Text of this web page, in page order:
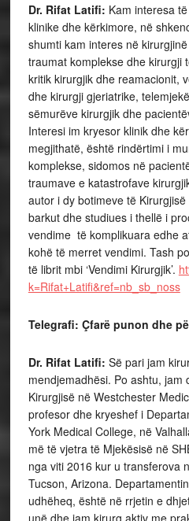
Dr. Rifat Latifi: Kam interesa
klinike dhe kërkimore, në
shumti kam interes në
traumat komplekse dhe kirurgji
kritik kirurgjik dhe reamacionit,
dhe kirurgji gjeriatrike,
sëmurëve kirurgjik dhe
Interesi im kryesor klinik dhe
megjithatë, është rindërtimi i
komplekse, sidomos në
traumave e katastrofave
autor i dy botimeve të
barkut dhe studiues i thellë i
vendime të komplikuara edhe
kohë të merret vendimi. Tash
të librit mbi ‘Vendimi Kirurgjik’.
k=Rifat+Latifi&ref=nb_sb_noss
Telegrafi: Çfarë punon dhe
Dr. Rifat Latifi: Së pari jam
mendjemadhësi. Po ashtu,
Kirurgjisë në Westchester
profesor dhe kryeshef i
York Medical College, në
më të vjetra të Mjekësisë në
nga viti 2016 kur u transferova
Tucson, Arizona.
udhëheq, është në rrjetin e
unë dhe jam kirurg aktiv me